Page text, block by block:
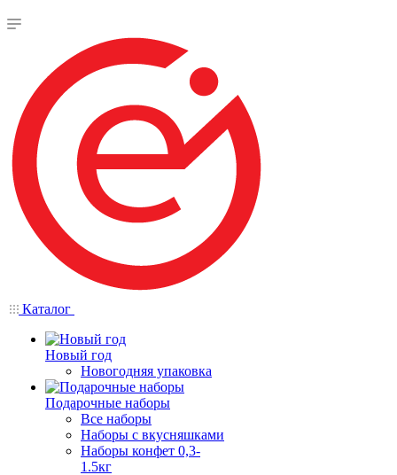
Каталог
Новый год
Новогодняя упаковка
Подарочные наборы
Все наборы
Наборы с вкусняшками
Наборы конфет 0,3-
1.5кг